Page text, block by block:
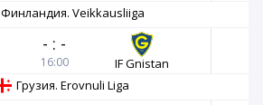
Финландия. Veikkausliiga
- : -
16:00
IF Gnistan
Грузия. Erovnuli Liga